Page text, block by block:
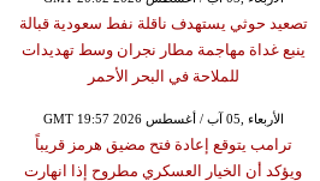
تصعيد حوثي يستهدف ناقلة نفط سعودية قبالة
ينبع غداة مهاجمة مطار نجران وسط تهديدات
للملاحة في البحر الأحمر
GMT 19:57 2026 الأربعاء ,05 آب / أغسطس
ترامب يتوقع إعادة فتح مضيق هرمز قريباً
ويؤكد أن الخيار العسكري مطروح إذا انهارت